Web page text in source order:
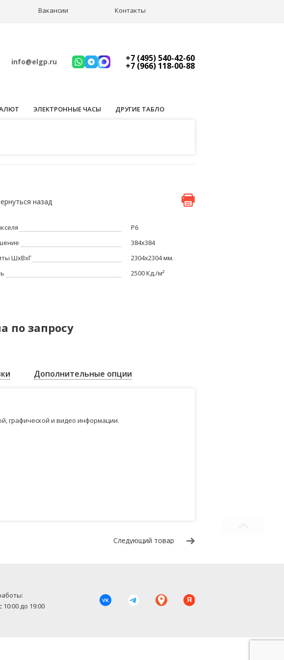
Вакансии Контакты
info@elgp.ru +7 (495) 540-42-60
+7 (966) 118-00-88
ЭЛЕКТРОННЫЕ ЧАСЫ ДРУГИЕ ТАБЛО
назад
Р6
384x384
ШхВхГ
2304x2304 мм.
2500 Кд./м²
по запросу
Дополнительные опции
графической и видео информации.
Следующий товар
10:00 до 19:00
VK Я